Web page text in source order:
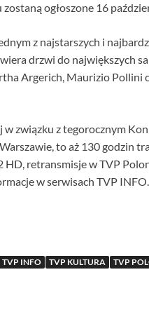
ogłoszone 16
z najstarszych i
drzwi do największych
Argerich, Maurizio Pollini
w związku z tegorocznym
to aż 130 godzin
HD, retransmisje w TVP
w serwisach TVP INFO.
TVP INFO TVP KULTURA TVP